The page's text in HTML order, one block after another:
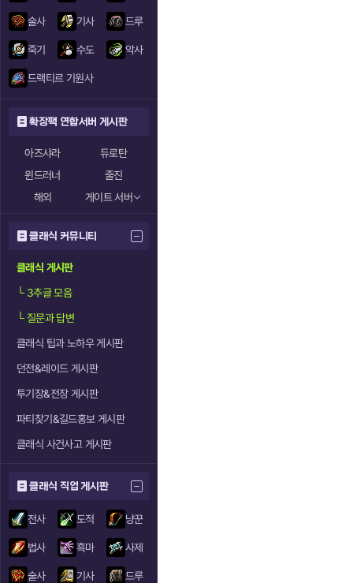
술사 기사 드루
죽기 수도 악사
드랙티르 기원사
확장팩 연합서버 게시판
아즈샤라
듀로탄
윈드러너
줄진
해외
게이트 서버
클래식 커뮤니티
클래식 게시판
└3추글 모음
└질문과 답변
클래식 팁과 노하우 게시판
던전&레이드 게시판
투기장&전장 게시판
파티찾기&길드홍보 게시판
클래식 사건사고 게시판
클래식 직업 게시판
전사 도적 냥꾼
법사 흑마 사제
술사 기사 드루